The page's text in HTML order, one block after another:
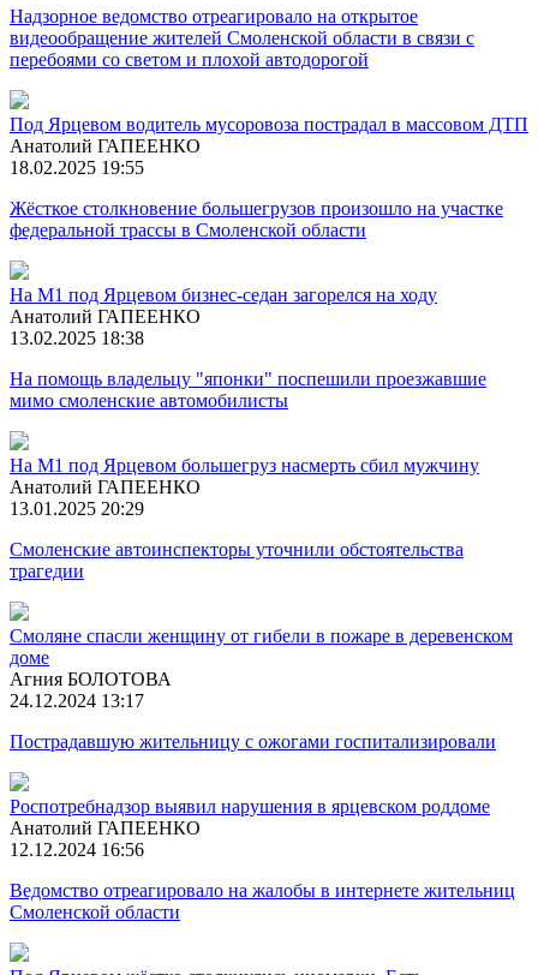
Надзорное ведомство отреагировало на открытое
видеообращение жителей Смоленской области в связи с
перебоями со светом и плохой автодорогой
Под Ярцевом водитель мусоровоза пострадал в массовом ДТП
Анатолий ГАПЕЕНКО
18.02.2025 19:55
Жёсткое столкновение большегрузов произошло на участке
федеральной трассы в Смоленской области
На М1 под Ярцевом бизнес-седан загорелся на ходу
Анатолий ГАПЕЕНКО
13.02.2025 18:38
На помощь владельцу "японки" поспешили проезжавшие
мимо смоленские автомобилисты
На М1 под Ярцевом большегруз насмерть сбил мужчину
Анатолий ГАПЕЕНКО
13.01.2025 20:29
Смоленские автоинспекторы уточнили обстоятельства
трагедии
Смоляне спасли женщину от гибели в пожаре в деревенском
доме
Агния БОЛОТОВА
24.12.2024 13:17
Пострадавшую жительницу с ожогами госпитализировали
Роспотребнадзор выявил нарушения в ярцевском роддоме
Анатолий ГАПЕЕНКО
12.12.2024 16:56
Ведомство отреагировало на жалобы в интернете жительниц
Смоленской области